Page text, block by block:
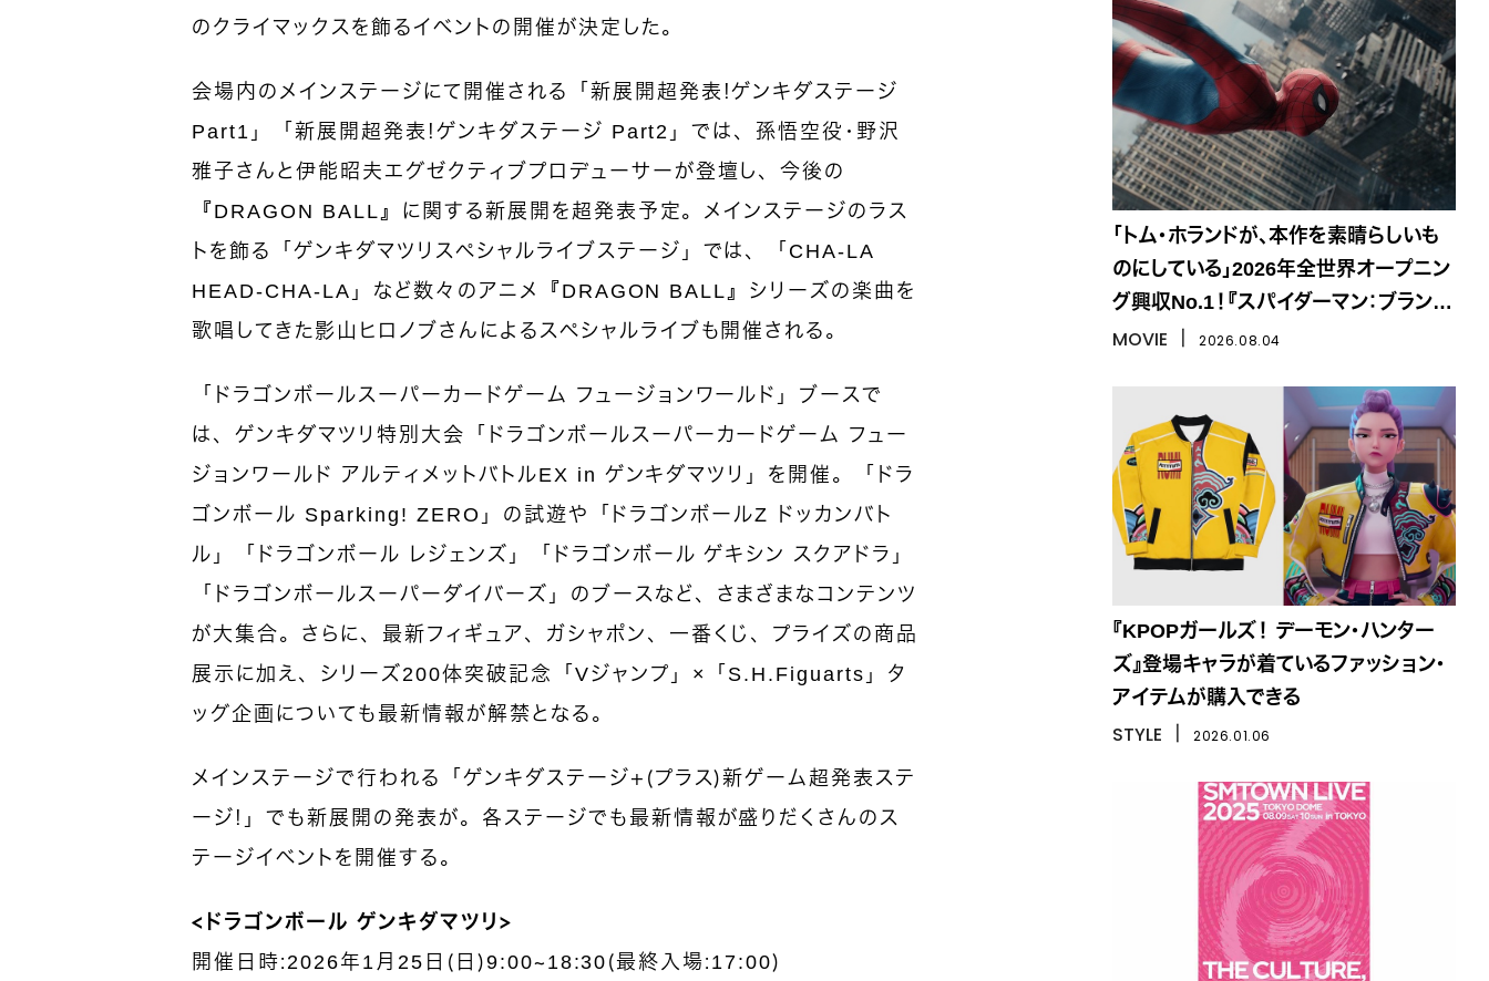
のクライマックスを飾るイベントの開催が決定した。
会場内のメインステージにて開催される「新展開超発表！ゲンキダステージ
Part1」「新展開超発表！ゲンキダステージ Part2」では、孫悟空役・野沢
雅子さんと伊能昭夫エグゼクティブプロデューサーが登壇し、今後の
『DRAGON BALL』に関する新展開を超発表予定。メインステージのラス
トを飾る「ゲンキダマツリスペシャルライブステージ」では、「CHA-LA
HEAD-CHA-LA」など数々のアニメ『DRAGON BALL』シリーズの楽曲を
歌唱してきた影山ヒロノブさんによるスペシャルライブも開催される。
「ドラゴンボールスーパーカードゲーム フュージョンワールド」ブースで
は、ゲンキダマツリ特別大会「ドラゴンボールスーパーカードゲーム フュー
ジョンワールド アルティメットバトルEX in ゲンキダマツリ」を開催。「ドラ
ゴンボール Sparking! ZERO」の試遊や「ドラゴンボールZ ドッカンバト
ル」「ドラゴンボール レジェンズ」「ドラゴンボール ゲキシン スクアドラ」
「ドラゴンボールスーパーダイバーズ」のブースなど、さまざまなコンテンツ
が大集合。さらに、最新フィギュア、ガシャポン、一番くじ、プライズの商品
展示に加え、シリーズ200体突破記念「Vジャンプ」×「S.H.Figuarts」タ
ッグ企画についても最新情報が解禁となる。
メインステージで行われる「ゲンキダステージ＋（プラス）新ゲーム超発表ステ
ージ！」でも新展開の発表が。各ステージでも最新情報が盛りだくさんのス
テージイベントを開催する。
＜ドラゴンボール ゲンキダマツリ＞
開催日時：2026年1月25日（日）9:00～18:30（最終入場：17:00）
「トム・ホランドが、本作を素晴らしいも
のにしている」2026年全世界オープニン
グ興収No.1！『スパイダーマン：ブラン
ド・ニュー・デイ』
MOVIE 2026.08.04
『KPOPガールズ！ デーモン・ハンター
ズ』登場キャラが着ているファッション・
アイテムが購入できる
STYLE 2026.01.06